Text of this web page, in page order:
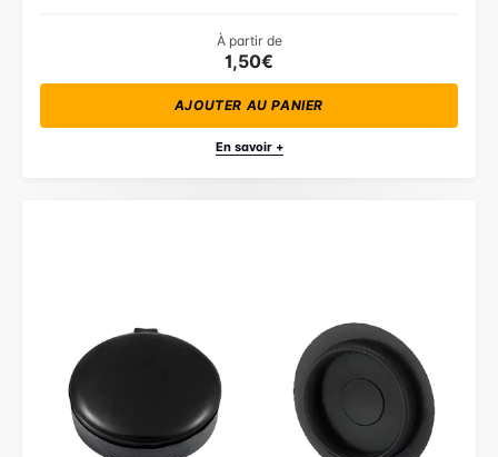
À partir de
1,50€
AJOUTER AU PANIER
En savoir +